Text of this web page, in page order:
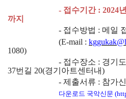
- 접수기간 : 2024년
까지
- 접수방법 : 메일
(E-mail :
1080)
- 접수장소 : 경기
37번길 20(경기아트센터내)
- 제출서류 : 참가
다운로드 국악신문 (